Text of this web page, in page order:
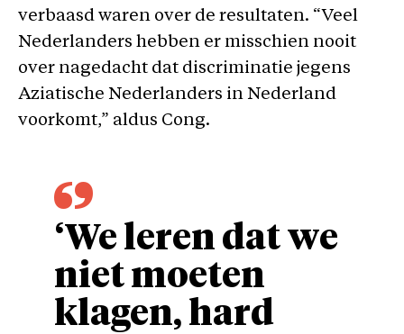
verbaasd waren over de resultaten. “Veel
Nederlanders hebben er misschien nooit
over nagedacht dat discriminatie jegens
Aziatische Nederlanders in Nederland
voorkomt,” aldus Cong.
‘We leren dat we
niet moeten
klagen, hard